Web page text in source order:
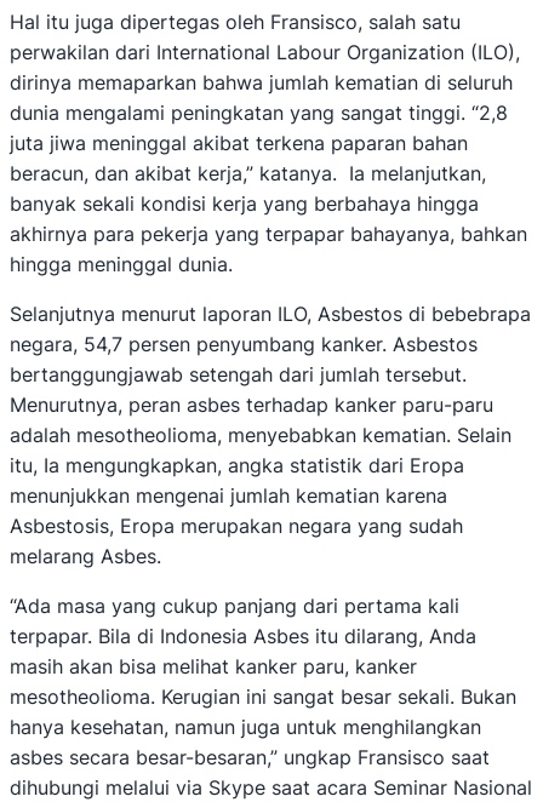
Hal itu juga dipertegas oleh Fransisco, salah satu
perwakilan dari International Labour Organization (ILO),
dirinya memaparkan bahwa jumlah kematian di seluruh
dunia mengalami peningkatan yang sangat tinggi. “2,8
juta jiwa meninggal akibat terkena paparan bahan
beracun, dan akibat kerja,” katanya. Ia melanjutkan,
banyak sekali kondisi kerja yang berbahaya hingga
akhirnya para pekerja yang terpapar bahayanya, bahkan
hingga meninggal dunia.
Selanjutnya menurut laporan ILO, Asbestos di bebebrapa
negara, 54,7 persen penyumbang kanker. Asbestos
bertanggungjawab setengah dari jumlah tersebut.
Menurutnya, peran asbes terhadap kanker paru-paru
adalah mesotheolioma, menyebabkan kematian. Selain
itu, Ia mengungkapkan, angka statistik dari Eropa
menunjukkan mengenai jumlah kematian karena
Asbestosis, Eropa merupakan negara yang sudah
melarang Asbes.
“Ada masa yang cukup panjang dari pertama kali
terpapar. Bila di Indonesia Asbes itu dilarang, Anda
masih akan bisa melihat kanker paru, kanker
mesotheolioma. Kerugian ini sangat besar sekali. Bukan
hanya kesehatan, namun juga untuk menghilangkan
asbes secara besar-besaran,” ungkap Fransisco saat
dihubungi melalui via Skype saat acara Seminar Nasional